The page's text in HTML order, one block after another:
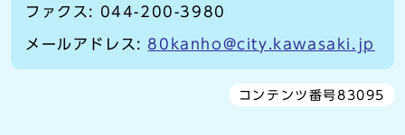
ファクス: 044-200-3980
メールアドレス: 80kanho@city.kawasaki.jp
コンテンツ番号83095